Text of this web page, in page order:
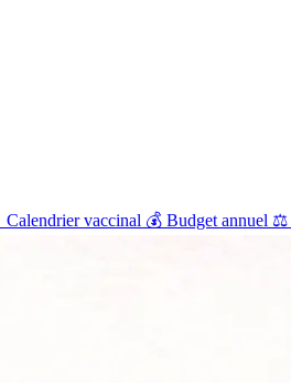
Calendrier vaccinal 💰 Budget annuel ⚖️